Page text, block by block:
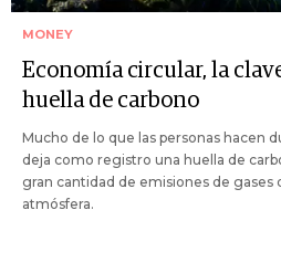
MONEY
Economía circular, la
huella de carbono
Mucho de lo que las personas hacen
deja como registro una huella de
gran cantidad de emisiones de
atmósfera.